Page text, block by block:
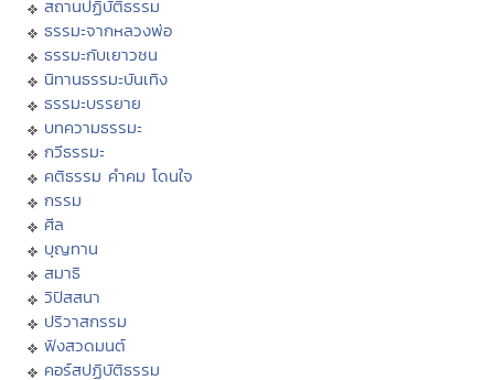
สถานปฏิบัติธรรม
ธรรมะจากหลวงพ่อ
ธรรมะกับเยาวชน
นิทานธรรมะบันเทิง
ธรรมะบรรยาย
บทความธรรมะ
กวีธรรมะ
คติธรรม คำคม โดนใจ
กรรม
ศีล
บุญทาน
สมาธิ
วิปัสสนา
ปริวาสกรรม
ฟังสวดมนต์
คอร์สปฏิบัติธรรม